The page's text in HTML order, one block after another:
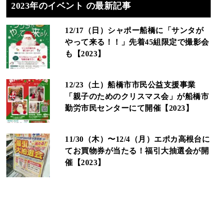
2023年のイベント の最新記事
12/17（日）シャポー船橋に「サンタが
やって来る！！」先着45組限定で撮影会
も【2023】
12/23（土）船橋市市民公益支援事業
「親子のためのクリスマス会」が船橋市
勤労市民センターにて開催【2023】
11/30（木）〜12/4（月）エポカ高根台に
てお買物券が当たる！福引大抽選会が開
催【2023】